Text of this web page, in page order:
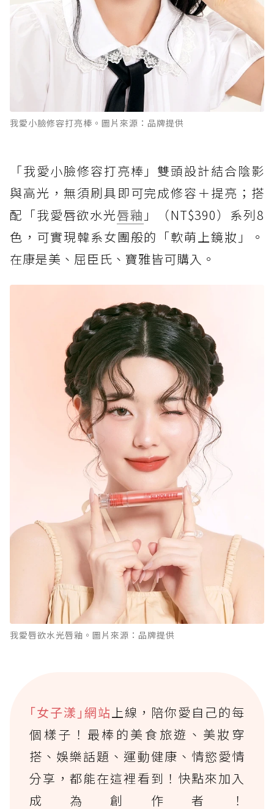
我愛小臉修容打亮棒。圖片來源：品牌提供
「我愛小臉修容打亮棒」雙頭設計結合陰影
與高光，無須刷具即可完成修容＋提亮；搭
配「我愛唇欲水光唇釉 」（NT$390）系列8
色，可實現韓系女團般的「軟萌上鏡妝」。
在康是美、屈臣氏、寶雅皆可購入。
我愛唇欲水光唇釉。圖片來源：品牌提供
｢女子漾｣網站 上線，陪你愛自己的每
個樣子！最棒的美食旅遊、美妝穿
搭、娛樂話題、運動健康、情慾愛情
分享，都能在這裡看到！快點來加入
成為創作者！